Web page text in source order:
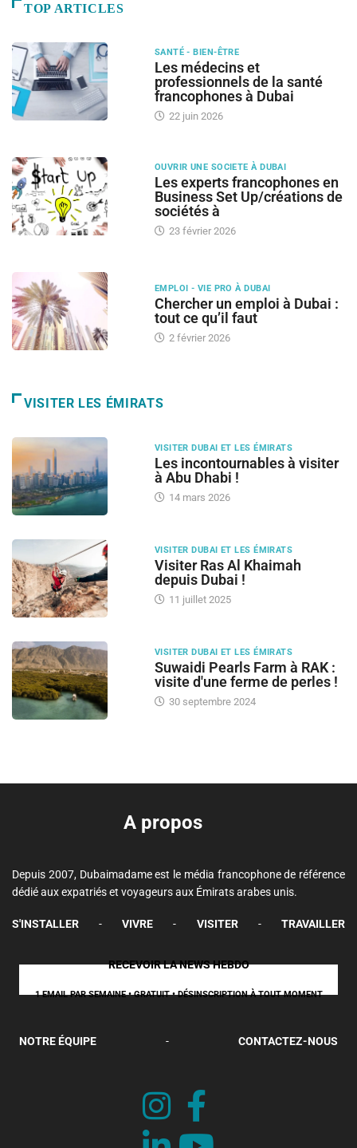
TOP ARTICLES
SANTÉ - BIEN-ÊTRE
Les médecins et
professionnels de la santé
francophones à Dubai
22 juin 2026
OUVRIR UNE SOCIETE À DUBAI
Les experts francophones en
Business Set Up/créations de
sociétés à
23 février 2026
EMPLOI - VIE PRO À DUBAI
Chercher un emploi à Dubai :
tout ce qu’il faut
2 février 2026
VISITER LES ÉMIRATS
VISITER DUBAI ET LES ÉMIRATS
Les incontournables à visiter
à Abu Dhabi !
14 mars 2026
VISITER DUBAI ET LES ÉMIRATS
Visiter Ras Al Khaimah
depuis Dubai !
11 juillet 2025
VISITER DUBAI ET LES ÉMIRATS
Suwaidi Pearls Farm à RAK :
visite d'une ferme de perles !
30 septembre 2024
A propos
Depuis 2007, Dubaimadame est le média francophone de référence
dédié aux expatriés et voyageurs aux Émirats arabes unis.
S'INSTALLER - VIVRE - VISITER - TRAVAILLER
RECEVOIR LA NEWS HEBDO
1 EMAIL PAR SEMAINE • GRATUIT • DÉSINSCRIPTION À TOUT MOMENT
NOTRE ÉQUIPE - CONTACTEZ-NOUS